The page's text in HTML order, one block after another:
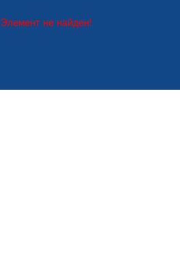
Элемент не найден!